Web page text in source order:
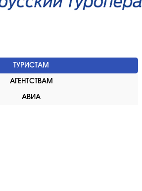
ТУРИСТАМ
АГЕНТСТВАМ
АВИА